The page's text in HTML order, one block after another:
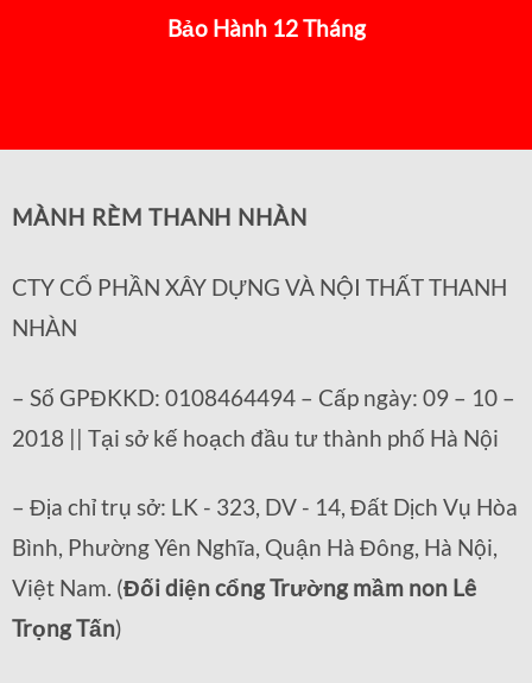
Bảo Hành 12 Tháng
MÀNH RÈM THANH NHÀN
CTY CỔ PHẦN XÂY DỰNG VÀ NỘI THẤT THANH
NHÀN
– Số GPĐKKD: 0108464494 – Cấp ngày: 09 – 10 –
2018 || Tại sở kế hoạch đầu tư thành phố Hà Nội
– Địa chỉ trụ sở: LK - 323, DV - 14, Đất Dịch Vụ Hòa
Bình, Phường Yên Nghĩa, Quận Hà Đông, Hà Nội,
Việt Nam. (Đối diện cổng Trường mầm non Lê
Trọng Tấn)